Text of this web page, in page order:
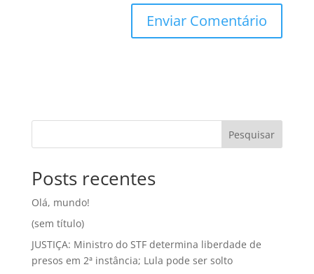
Pesquisar
Posts recentes
Olá, mundo!
(sem título)
JUSTIÇA: Ministro do STF determina liberdade de
presos em 2ª instância; Lula pode ser solto